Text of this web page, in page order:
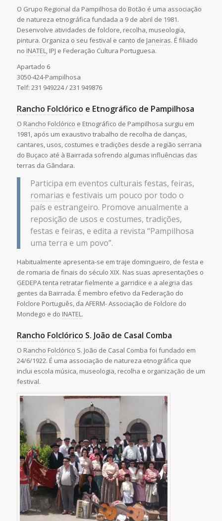
O Grupo Regional da Pampilhosa do Botão é uma associação
de natureza etnográfica fundada a 9 de abril de 1981.
Desenvolve atividades de folclore, recolha, museologia,
pintura. Organiza o seu festival e canto de Janeiras. É filiado
no INATEL, IPJ e Federação Cultura Portuguesa.
Apartado 6
3050-424-Pampilhosa
Telf: 231 949224 / 231 949876
Rancho Folclórico e Etnográfico de Pampilhosa
O Rancho Folclórico e Etnográfico de Pampilhosa surgiu em
1981, após um exaustivo trabalho de recolha de danças,
cantares, usos, costumes e tradições desde a região serrana
do Buçaco até à Bairrada sofrendo algumas influências das
terras da Gândara.
Participa em eventos culturais festas, feiras,
romarias e festivais um pouco por todo o
país e estrangeiro. Promove anualmente a
reposição de usos e costumes, tradições,
festas e feiras, e edita a revista “Pampilhosa
uma terra e um povo”.
Habitualmente apresenta-se em traje domingueiro, de festa e
de romaria de finais do século XIX. Nas suas apresentações o
GEDEPA tenta retratar fielmente a garridice e a alegria das
gentes da Bairrada. É membro efetivo da Federação do
Folclore Português, da AFERM- Associação de Folclore do
Mondego e do INATEL.
Rancho Folclórico S. João de Casal Comba
O Rancho Folclórico S. João de Casal Comba foi fundado em
24/6/1922. É uma associação de natureza etnográfica que
inclui escola música, museologia, recolha e organização de um
festival.